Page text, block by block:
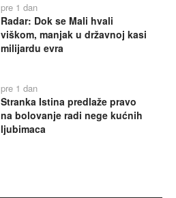
pre 1 dan
Radar: Dok se Mali hvali
viškom, manjak u državnoj kasi
milijardu evra
pre 1 dan
Stranka Istina predlaže pravo
na bolovanje radi nege kućnih
ljubimaca